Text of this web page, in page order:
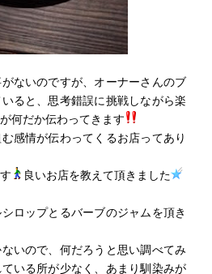
ないのですが、オーナーさんのブ
ると、思考錯誤に挑戦しながら楽
何だか伝わってきます
感情が伝わってくるお店ってあり
良いお店を教えて頂きました
ロップとるバーブのジャムを頂き
いので、何だろうと思い調べてみ
いる所が少なく、あまり馴染みが